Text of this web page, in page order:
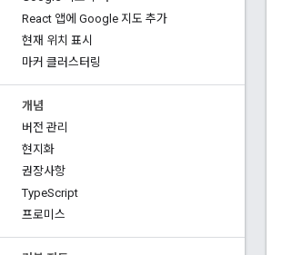
React 앱에 Google 지도 추가
현재 위치 표시
마커 클러스터링
개념
버전 관리
현지화
권장사항
TypeScript
프로미스